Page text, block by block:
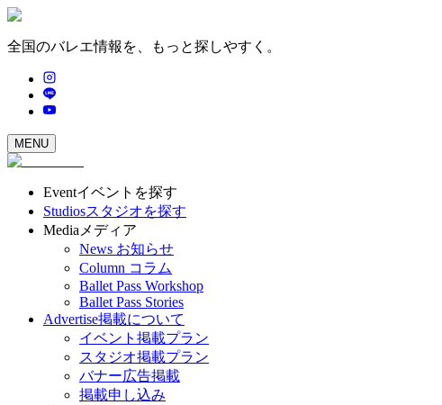
全国のバレエ情報を、もっと探しやすく。
MENU
Eventイベントを探す
Studiosスタジオを探す
Media メディア
News お知らせ
Column コラム
Ballet Pass Workshop
Ballet Pass Stories
Advertise掲載について
イベント掲載プラン
スタジオ掲載プラン
バナー広告掲載
掲載申し込み